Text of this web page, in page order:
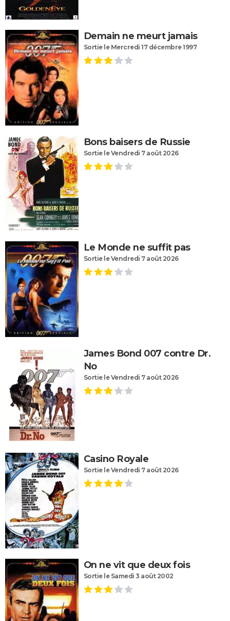
Demain ne meurt jamais
Sortie le Mercredi 17 décembre 1997
Bons baisers de Russie
Sortie le Vendredi 7 août 2026
Le Monde ne suffit pas
Sortie le Vendredi 7 août 2026
James Bond 007 contre Dr.
No
Sortie le Vendredi 7 août 2026
Casino Royale
Sortie le Vendredi 7 août 2026
On ne vit que deux fois
Sortie le Samedi 3 août 2002